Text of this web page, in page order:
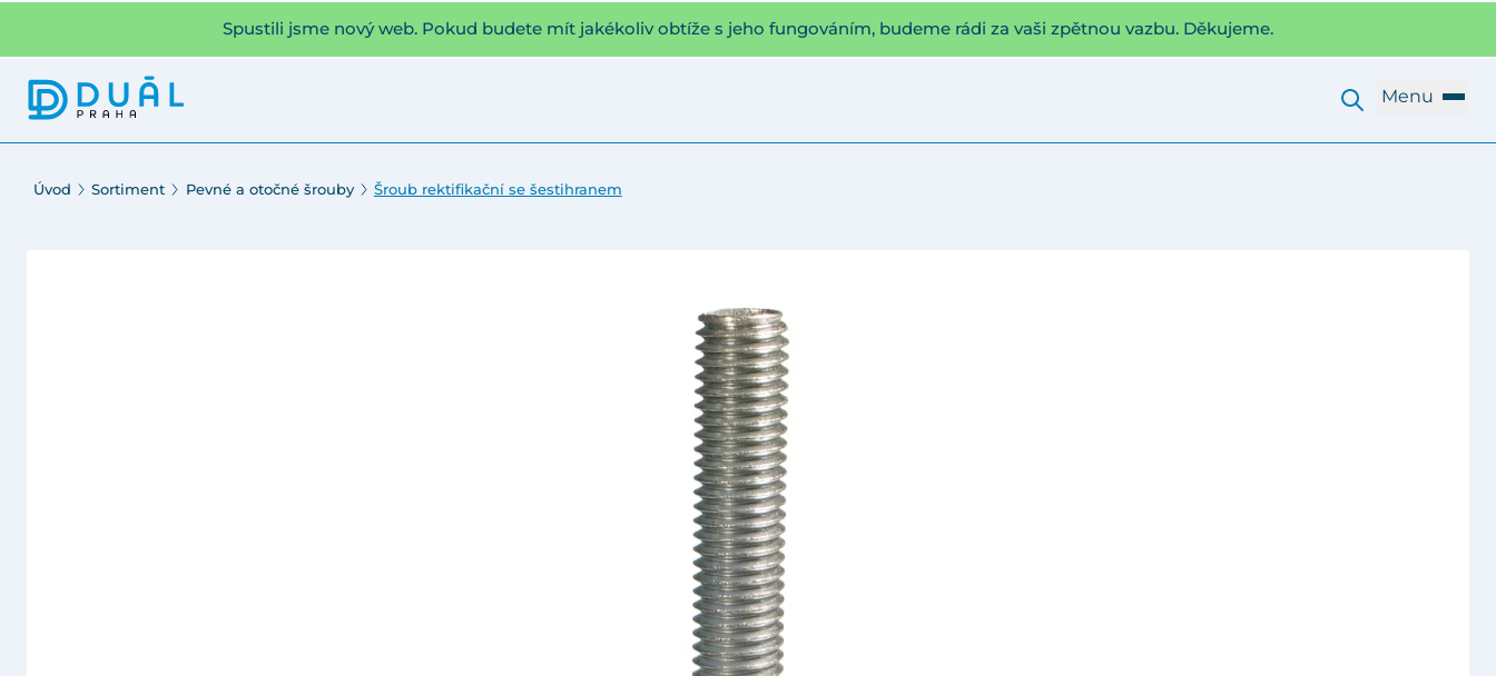
Spustili jsme nový web. Pokud budete mít jakékoliv obtíže s jeho fungováním, budeme rádi za vaši zpětnou vazbu. Děkujeme.
Menu
Úvod Sortiment Pevné a otočné šrouby Šroub rektifikační se šestihranem